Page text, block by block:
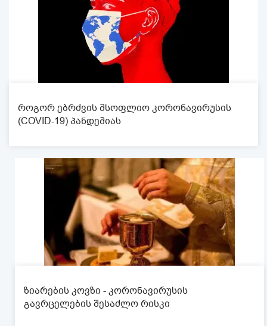
როგორ ებრძვის მსოფლიო კორონავირუსის
(COVID-19) პანდემიას
ზიარების კოვზი - კორონავირუსის
გავრცელების შესაძლო რისკი